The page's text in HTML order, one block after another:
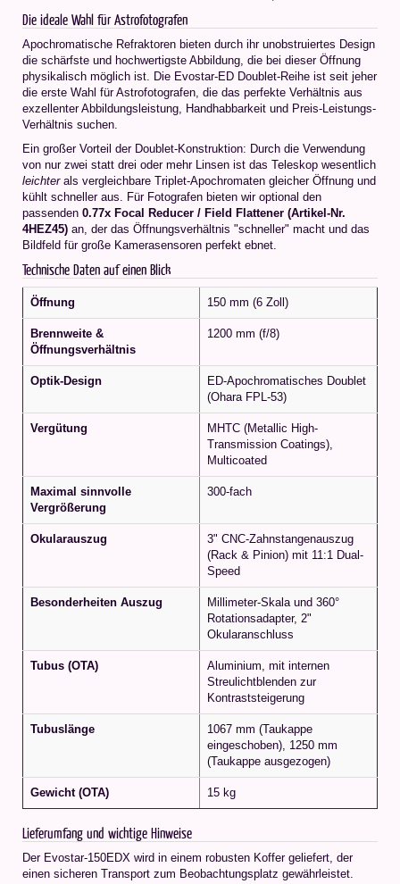
Die ideale Wahl für Astrofotografen
Apochromatische Refraktoren bieten durch ihr unobstruiertes Design
die schärfste und hochwertigste Abbildung, die bei dieser Öffnung
physikalisch möglich ist. Die Evostar-ED Doublet-Reihe ist seit jeher
die erste Wahl für Astrofotografen, die das perfekte Verhältnis aus
exzellenter Abbildungsleistung, Handhabbarkeit und Preis-Leistungs-
Verhältnis suchen.
Ein großer Vorteil der Doublet-Konstruktion: Durch die Verwendung
von nur zwei statt drei oder mehr Linsen ist das Teleskop wesentlich
leichterals vergleichbare Triplet-Apochromaten gleicher Öffnung und
kühlt schneller aus. Für Fotografen bieten wir optional den
passenden 0.77x Focal Reducer / Field Flattener (Artikel-Nr.
4HEZ45) an, der das Öffnungsverhältnis "schneller" macht und das
Bildfeld für große Kamerasensoren perfekt ebnet.
Technische Daten auf einen Blick
Öffnung 150 mm (6 Zoll)
Brennweite &
Öffnungsverhältnis
1200 mm (f/8)
Optik-Design
ED-Apochromatisches Doublet
(Ohara FPL-53)
Vergütung
MHTC (Metallic High-
Transmission Coatings),
Multicoated
Maximal sinnvolle
Vergrößerung
300-fach
Okularauszug
3" CNC-Zahnstangenauszug
(Rack & Pinion) mit 11:1 Dual-
Speed
Besonderheiten Auszug
Millimeter-Skala und 360°
Rotationsadapter, 2"
Okularanschluss
Tubus (OTA)
Aluminium, mit internen
Streulichtblenden zur
Kontraststeigerung
Tubuslänge
1067 mm (Taukappe
eingeschoben), 1250 mm
(Taukappe ausgezogen)
Gewicht (OTA) 15 kg
Lieferumfang und wichtige Hinweise
Der Evostar-150EDX wird in einem robusten Koffer geliefert, der
einen sicheren Transport zum Beobachtungsplatz gewährleistet.